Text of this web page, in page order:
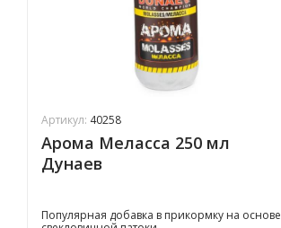
Артикул: 40258
Арома Меласса 250 мл
Дунаев
​Популярная добавка в прикормку на основе